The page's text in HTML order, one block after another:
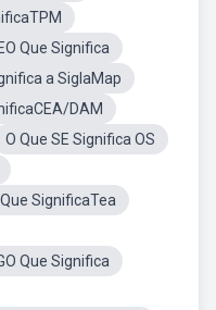
Que Significa
a SiglaMap
DAM
O Que SE Significa OS
SignificaTea
Que Significa